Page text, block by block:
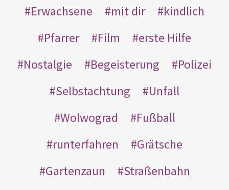
Erwachsene
mit dir
kindlich
Pfarrer
Film
erste Hilfe
Nostalgie
Begeisterung
Polizei
Selbstachtung
Unfall
Wolwograd
Fußball
runterfahren
Grätsche
Gartenzaun
Straßenbahn